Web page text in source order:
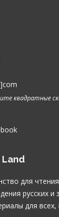
квадратные
для
русских
для всех,